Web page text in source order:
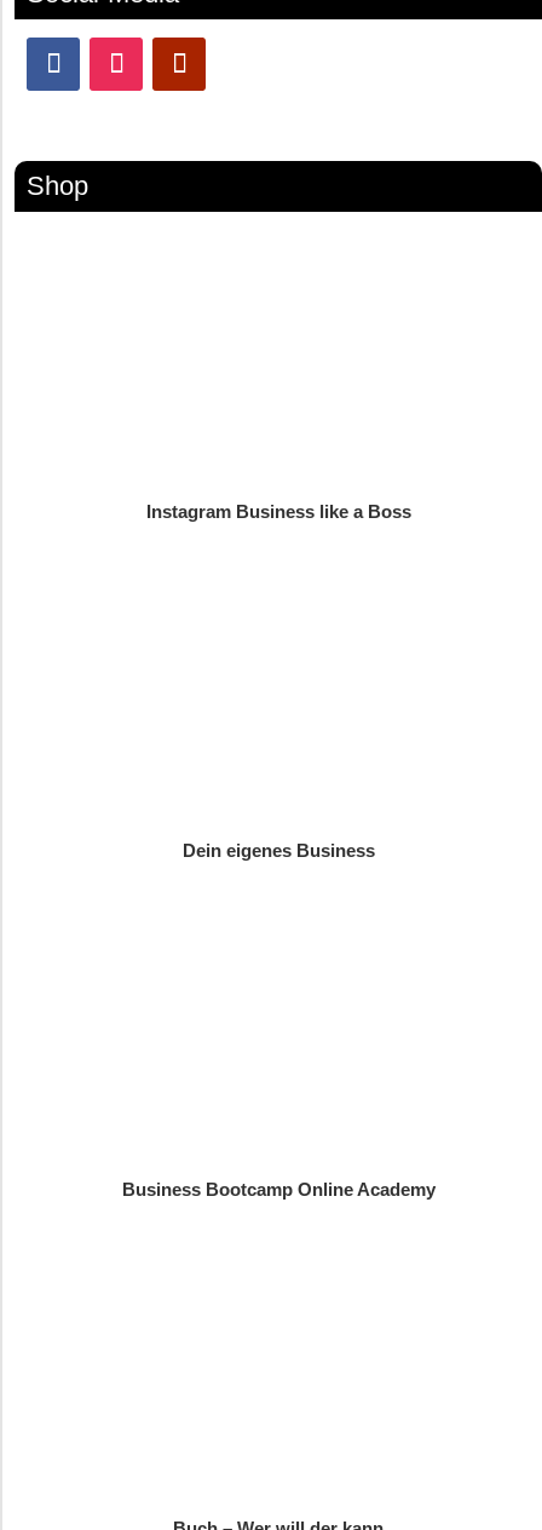
Shop
Instagram Business like a Boss
Dein eigenes Business
Business Bootcamp Online Academy